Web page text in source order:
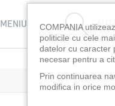
MENIU
COMPANIA
politicile cu cele
datelor cu caracter
necesar pentru a
Prin continuarea
modifica in orice